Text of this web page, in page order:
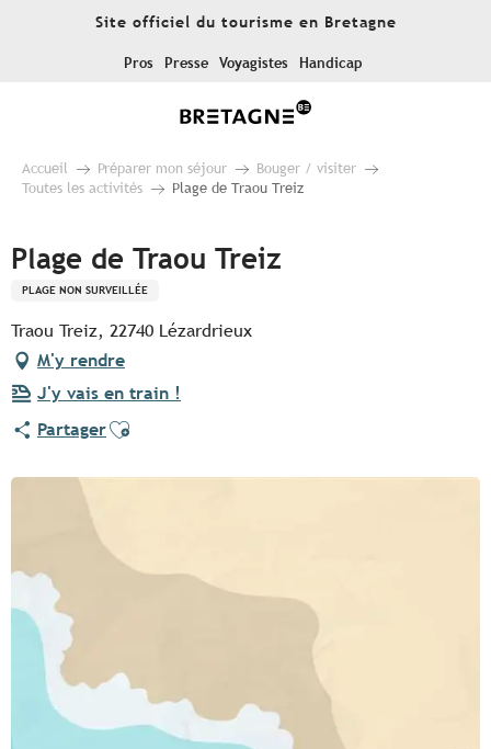
Site officiel du tourisme en Bretagne
Pros Presse Voyagistes Handicap
Accueil Préparer mon séjour
Bouger / visiter
Toutes les activités
Plage de Traou Treiz
Plage de Traou Treiz
PLAGE NON SURVEILLÉE
Traou Treiz, 22740 Lézardrieux
M'y rendre
J'y vais en train !
PartagerAjouter aux favoris